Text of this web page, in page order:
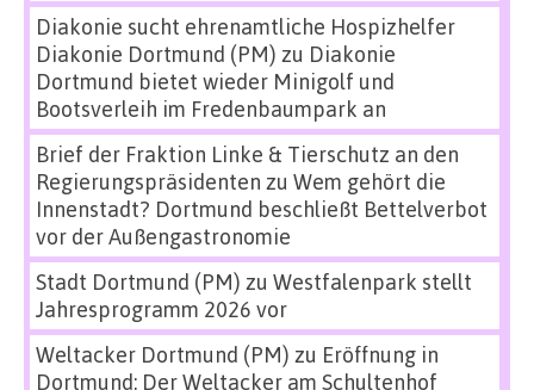
Diakonie sucht ehrenamtliche Hospizhelfer
Diakonie Dortmund (PM) zu Diakonie
Dortmund bietet wieder Minigolf und
Bootsverleih im Fredenbaumpark an
Brief der Fraktion Linke & Tierschutz an den
Regierungspräsidenten zu Wem gehört die
Innenstadt? Dortmund beschließt Bettelverbot
vor der Außengastronomie
Stadt Dortmund (PM) zu Westfalenpark stellt
Jahresprogramm 2026 vor
Weltacker Dortmund (PM) zu Eröffnung in
Dortmund: Der Weltacker am Schultenhof